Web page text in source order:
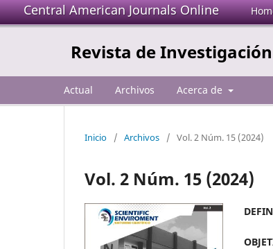
Central American Journals Online
Revista de Investigación
Actual Archivos Acerca de
Inicio / Archivos / Vol. 2 Núm. 15 (2024)
Vol. 2 Núm. 15 (2024)